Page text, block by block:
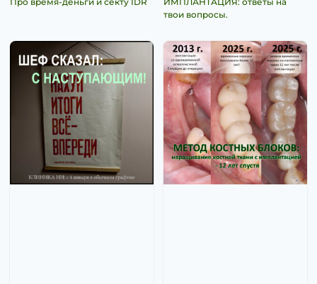
твои вопросы.